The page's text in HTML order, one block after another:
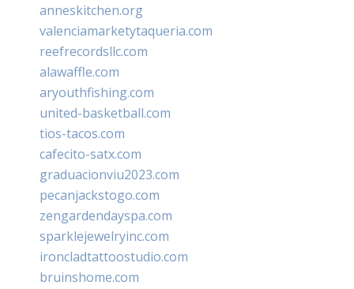
anneskitchen.org
valenciamarketytaqueria.com
reefrecordsllc.com
alawaffle.com
aryouthfishing.com
united-basketball.com
tios-tacos.com
cafecito-satx.com
graduacionviu2023.com
pecanjackstogo.com
zengardendayspa.com
sparklejewelryinc.com
ironcladtattoostudio.com
bruinshome.com